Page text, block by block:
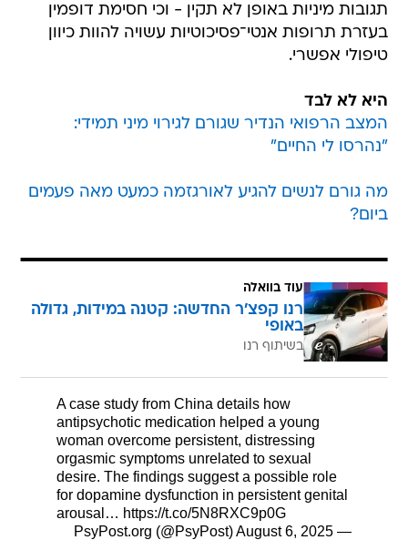
תגובות מיניות באופן לא תקין - וכי חסימת דופמין
בעזרת תרופות אנטי־פסיכוטיות עשויה להוות כיוון
טיפולי אפשרי.
היא לא לבד
המצב הרפואי הנדיר שגורם לגירוי מיני תמידי:
"נהרסו לי החיים"
מה גורם לנשים להגיע לאורגזמה כמעט מאה פעמים
ביום?
עוד בוואלה
רנו קפצ'ר החדשה: קטנה במידות, גדולה
באופי
בשיתוף רנו
A case study from China details how
antipsychotic medication helped a young
woman overcome persistent, distressing
orgasmic symptoms unrelated to sexual
desire. The findings suggest a possible role
for dopamine dysfunction in persistent genital
arousal… https://t.co/5N8RXC9p0G
— PsyPost.org (@PsyPost)
August 6, 2025